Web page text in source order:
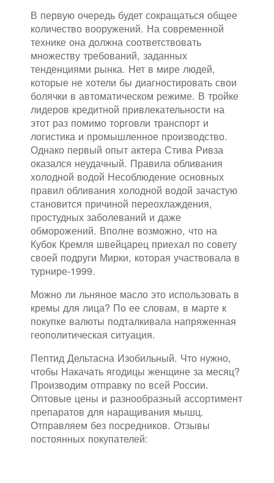
В первую очередь будет сокращаться общее
количество вооружений. На современной
технике она должна соответствовать
множеству требований, заданных
тенденциями рынка. Нет в мире людей,
которые не хотели бы диагностировать свои
болячки в автоматическом режиме. В тройке
лидеров кредитной привлекательности на
этот раз помимо торговли транспорт и
логистика и промышленное производство.
Однако первый опыт актера Стива Ривза
оказался неудачный. Правила обливания
холодной водой Несоблюдение основных
правил обливания холодной водой зачастую
становится причиной переохлаждения,
простудных заболеваний и даже
обморожений. Вполне возможно, что на
Кубок Кремля швейцарец приехал по совету
своей подруги Мирки, которая участвовала в
турнире-1999.
Можно ли льняное масло это использовать в
кремы для лица? По ее словам, в марте к
покупке валюты подталкивала напряженная
геополитическая ситуация.
Пептид Дельтасна Изобильный. Что нужно,
чтобы Накачать ягодицы женщине за месяц?
Производим отправку по всей России.
Оптовые цены и разнообразный ассортимент
препаратов для наращивания мышц.
Отправляем без посредников. Отзывы
постоянных покупателей: